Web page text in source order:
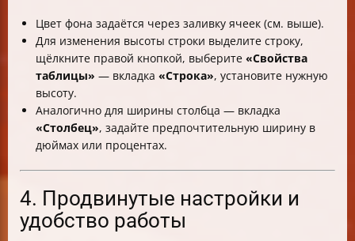
Цвет фона задаётся через заливку ячеек (см. выше).
Для изменения высоты строки выделите строку,
щёлкните правой кнопкой, выберите «Свойства
таблицы» — вкладка «Строка», установите нужную
высоту.
Аналогично для ширины столбца — вкладка
«Столбец», задайте предпочтительную ширину в
дюймах или процентах.
4. Продвинутые настройки и
удобство работы